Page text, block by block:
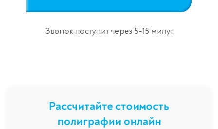
Звонок поступит через 5-15 минут
Рассчитайте стоимость
полиграфии онлайн